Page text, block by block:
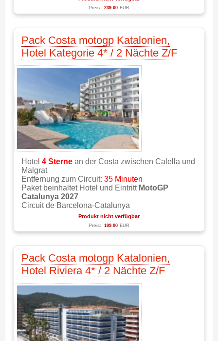
Preis: 239.00 EUR
Pack Costa motogp Katalonien,
Hotel Kategorie 4* / 2 Nächte Z/F
Hotel 4 Sternean der Costa zwischen Calella und
Malgrat
Entfernung zum Circuit: 35 Minuten
Paket beinhaltet Hotel und Eintritt MotoGP
Catalunya 2027
Circuit de Barcelona-Catalunya
Produkt nicht verfügbar
Preis: 199.00 EUR
Pack Costa motogp Katalonien,
Hotel Riviera 4* / 2 Nächte Z/F